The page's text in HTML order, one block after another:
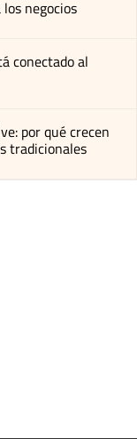
negocios
conectado al
por qué crecen
tradicionales